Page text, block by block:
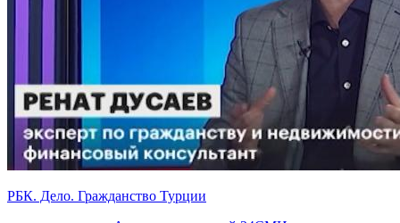
РБК. Дело. Гражданство Турции